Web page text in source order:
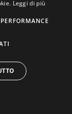
Invia
srl
Leggi di più
PERFORMANCE